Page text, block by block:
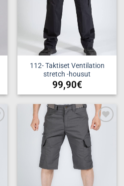
112- Taktiset Ventilation
stretch -housut
99,90€
Tällä
tuotteella
useampi
muunnelma.
Voit
tehdä
valinnat
tuotteen
Add to